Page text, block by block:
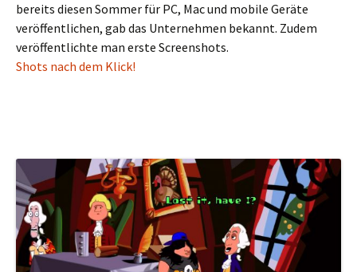
bereits diesen Sommer für PC, Mac und mobile Geräte
veröffentlichen, gab das Unternehmen bekannt. Zudem
veröffentlichte man erste Screenshots.
Shots nach dem Klick!